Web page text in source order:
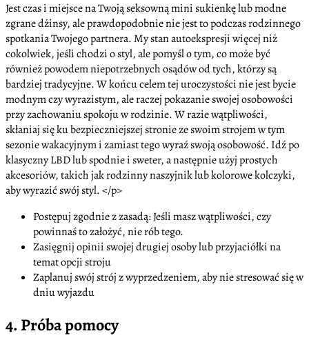
Jest czas i miejsce na Twoją seksowną mini sukienkę lub modne
zgrane dżinsy, ale prawdopodobnie nie jest to podczas rodzinnego
spotkania Twojego partnera. My stan autoekspresji więcej niż
cokolwiek, jeśli chodzi o styl, ale pomyśl o tym, co może być
również powodem niepotrzebnych osądów od tych, którzy są
bardziej tradycyjne. W końcu celem tej uroczystości nie jest bycie
modnym czy wyrazistym, ale raczej pokazanie swojej osobowości
przy zachowaniu spokoju w rodzinie. W razie wątpliwości,
skłaniaj się ku bezpieczniejszej stronie ze swoim strojem w tym
sezonie wakacyjnym i zamiast tego wyraź swoją osobowość. Idź po
klasyczny LBD lub spodnie i sweter, a następnie użyj prostych
akcesoriów, takich jak rodzinny naszyjnik lub kolorowe kolczyki,
aby wyrazić swój styl. </p>
Postępuj zgodnie z zasadą: Jeśli masz wątpliwości, czy
powinnaś to założyć, nie rób tego.
Zasięgnij opinii swojej drugiej osoby lub przyjaciółki na
temat opcji stroju
Zaplanuj swój strój z wyprzedzeniem, aby nie stresować się w
dniu wyjazdu
4. Próba pomocy